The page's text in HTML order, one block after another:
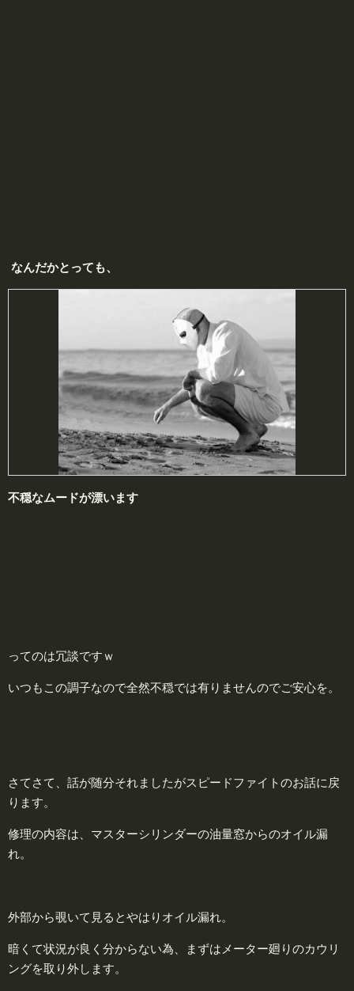
なんだかとっても、
不穏なムードが漂います
ってのは冗談ですｗ
いつもこの調子なので全然不穏では有りませんのでご安心を。
さてさて、話が随分それましたがスピードファイトのお話に戻
ります。
修理の内容は、マスターシリンダーの油量窓からのオイル漏
れ。
外部から覗いて見るとやはりオイル漏れ。
暗くて状況が良く分からない為、まずはメーター廻りのカウリ
ングを取り外します。